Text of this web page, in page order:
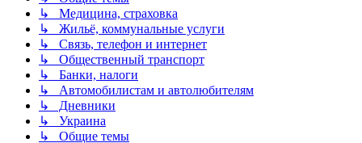
↳ Медицина, страховка
↳ Жильё, коммунальные услуги
↳ Связь, телефон и интернет
↳ Общественный транспорт
↳ Банки, налоги
↳ Автомобилистам и автолюбителям
↳ Дневники
↳ Украина
↳ Общие темы